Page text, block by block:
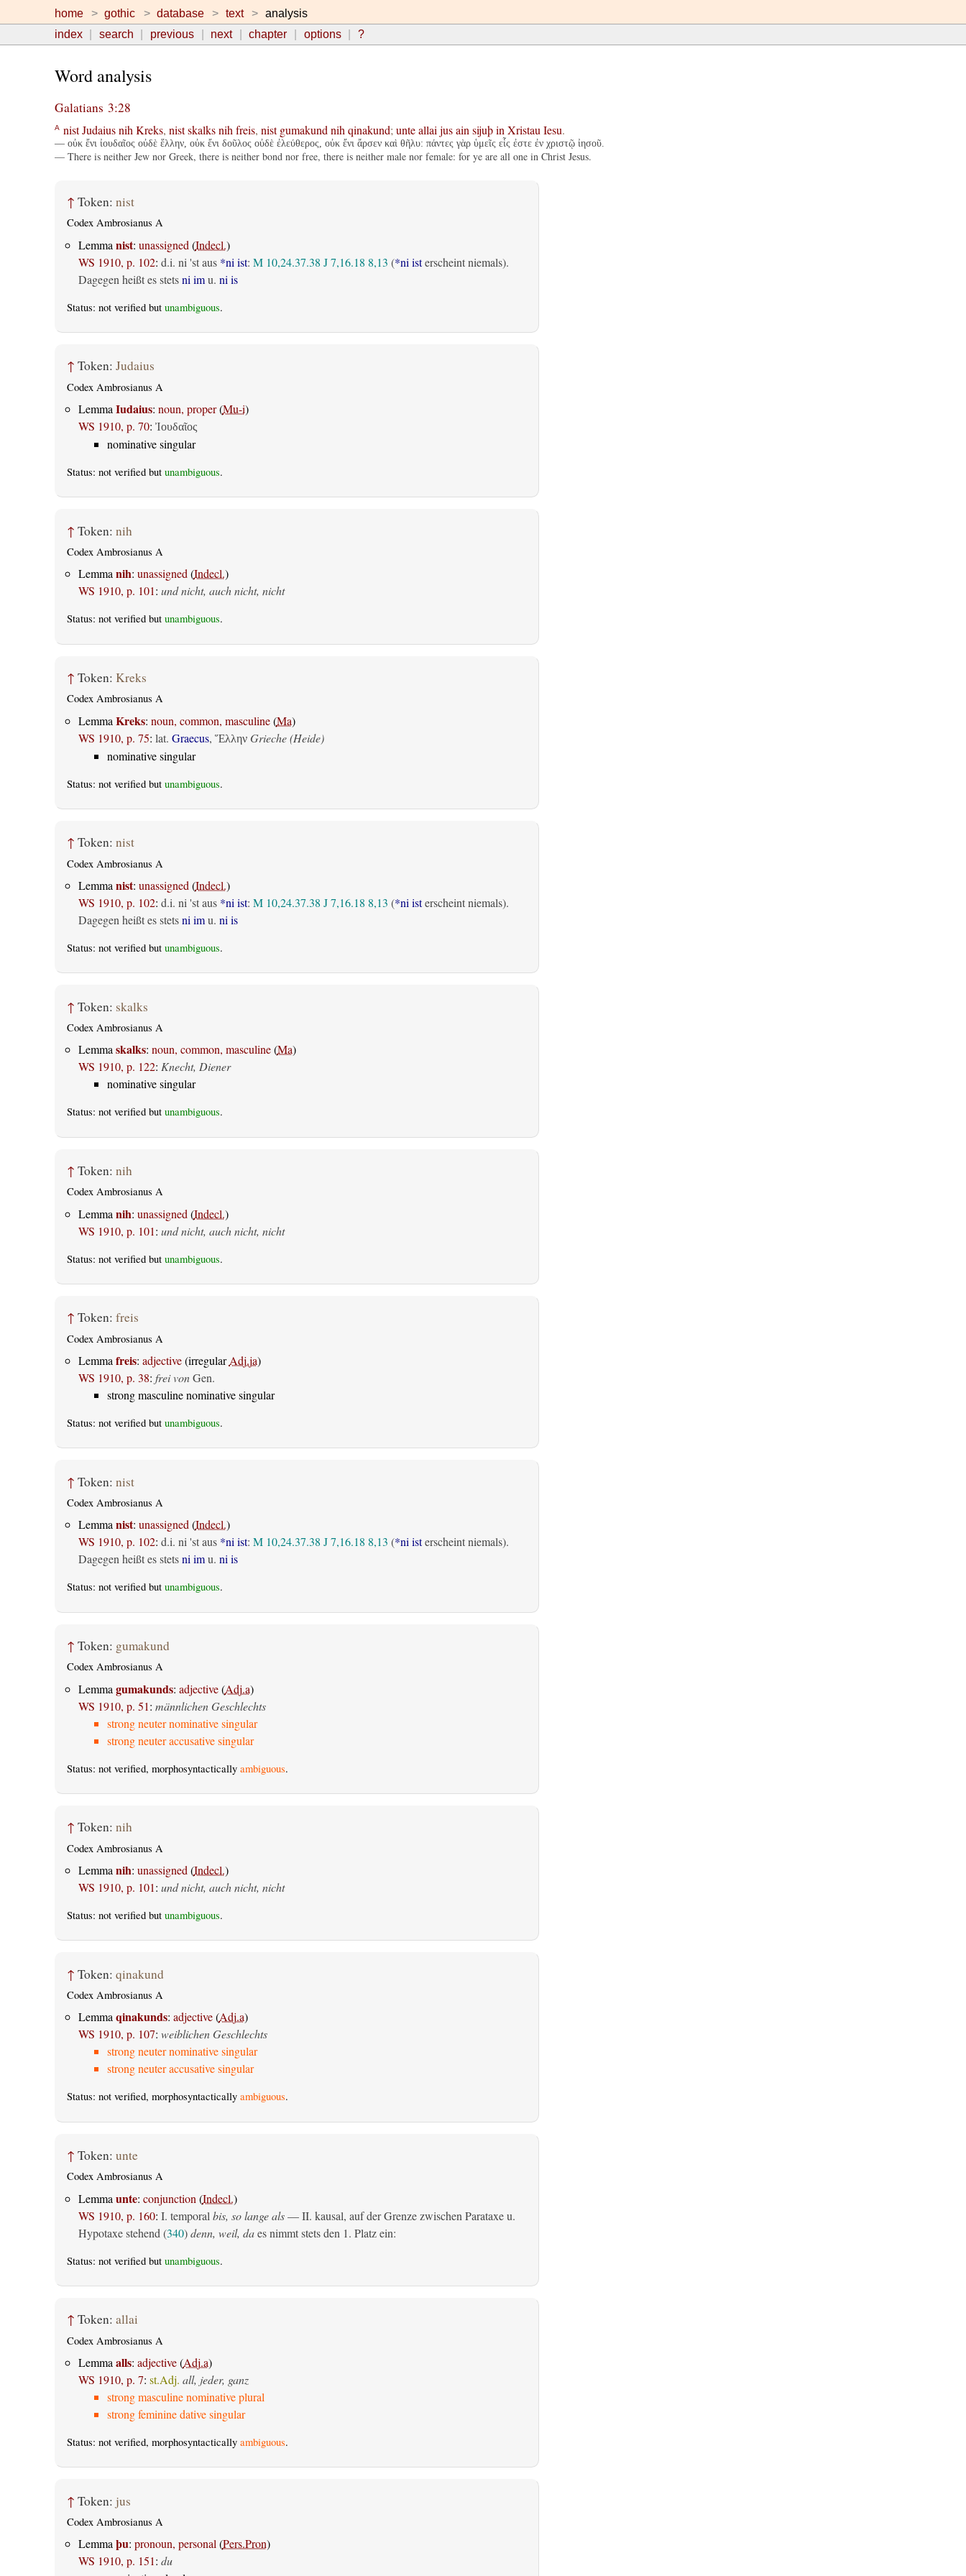
home gothic database text
analysis
index
search previous next chapter options ?
Word analysis
Galatians 3:28
A nist Judaius nih Kreks, nist skalks nih freis, nist gumakund nih qinakund; unte allai jus ain sijuþ in Xristau Iesu.
— οὐκ ἔνι ἰουδαῖος οὐδὲ ἕλλην, οὐκ ἔνι δοῦλος οὐδὲ ἐλεύθερος, οὐκ ἔνι ἄρσεν καὶ θῆλυ: πάντες γὰρ ὑμεῖς εἷς ἐστε ἐν χριστῷ ἰησοῦ.
— There is neither Jew nor Greek, there is neither bond nor free, there is neither male nor female: for ye are all one in Christ Jesus.
↑ Token: nist
Codex Ambrosianus A
Lemma nist: unassigned (Indecl.)
WS 1910, p. 102: d.i. ni 'st aus *ni ist: M 10,24.37.38 J 7,16.18 8,13 (*ni isterscheint niemals).
Dagegen heißt es stetsni imu. ni is
Status: not verified but unambiguous.
↑ Token: Judaius
Codex Ambrosianus A
Lemma Iudaius: noun, proper(Mu-i)
WS 1910, p. 70: Ἰουδαῖος
nominative singular
Status: not verified but unambiguous.
↑ Token: nih
Codex Ambrosianus A
Lemmanih: unassigned(Indecl.)
WS 1910, p. 101: und nicht, auch nicht, nicht
Status: not verified but unambiguous.
↑ Token: Kreks
Codex Ambrosianus A
Lemma Kreks: noun, common, masculine(Ma)
WS 1910, p. 75: lat. Graecus, Ἕλλην Grieche (Heide)
nominative singular
Status: not verified but unambiguous.
↑ Token: nist
Codex Ambrosianus A
Lemma nist: unassigned (Indecl.)
WS 1910, p. 102: d.i. ni 'st aus *ni ist: M 10,24.37.38 J 7,16.18 8,13 (*ni isterscheint niemals).
Dagegen heißt es stetsni imu. ni is
Status: not verified but unambiguous.
↑ Token: skalks
Codex Ambrosianus A
Lemmaskalks: noun, common, masculine(Ma)
WS 1910, p. 122: Knecht, Diener
nominative singular
Status: not verified but unambiguous.
↑ Token: nih
Codex Ambrosianus A
Lemma nih: unassigned (Indecl.)
WS 1910, p. 101: und nicht, auch nicht, nicht
Status: not verified but unambiguous.
↑ Token: freis
Codex Ambrosianus A
Lemma freis: adjective(irregularAdj.ja)
WS 1910, p. 38: frei von Gen.
strong masculine nominative singular
Status: not verified but unambiguous.
↑ Token: nist
Codex Ambrosianus A
Lemmanist: unassigned(Indecl.)
WS 1910, p. 102: d.i. ni 'st aus *ni ist: M 10,24.37.38 J 7,16.18 8,13 (*ni isterscheint niemals).
Dagegen heißt es stetsni imu. ni is
Status: not verified but unambiguous.
↑ Token: gumakund
Codex Ambrosianus A
Lemma gumakunds: adjective(Adj.a)
WS 1910, p. 51: männlichen Geschlechts
strong neuter nominative singular
strong neuter accusative singular
Status: not verified, morphosyntactically ambiguous.
↑ Token: nih
Codex Ambrosianus A
Lemma nih: unassigned (Indecl.)
WS 1910, p. 101: und nicht, auch nicht, nicht
Status: not verified but unambiguous.
↑ Token: qinakund
Codex Ambrosianus A
Lemmaqinakunds: adjective(Adj.a)
WS 1910, p. 107: weiblichen Geschlechts
strong neuter nominative singular
strong neuter accusative singular
Status: not verified, morphosyntactically ambiguous.
↑ Token: unte
Codex Ambrosianus A
Lemma unte: conjunction (Indecl.)
WS 1910, p. 160: I. temporal bis, so lange als— II. kausal, auf der Grenze zwischen Parataxe u.
Hypotaxe stehend (340)denn, weil, daes nimmt stets den 1. Platz ein:
Status: not verified but unambiguous.
↑ Token: allai
Codex Ambrosianus A
Lemma alls: adjective(Adj.a)
WS 1910, p. 7: st.Adj. all, jeder, ganz
strong masculine nominative plural
strong feminine dative singular
Status: not verified, morphosyntactically ambiguous.
↑ Token: jus
Codex Ambrosianus A
Lemma þu: pronoun, personal (Pers.Pron)
WS 1910, p. 151: du